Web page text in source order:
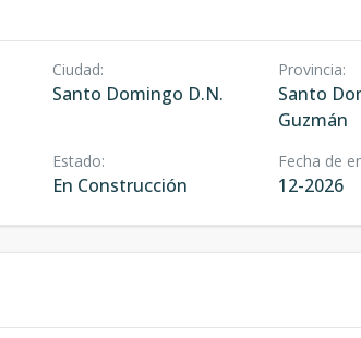
Ciudad:
Santo Domingo D.N.
Provincia:
Santo
Guzmán
Estado:
En Construcción
Fecha de
12-2026